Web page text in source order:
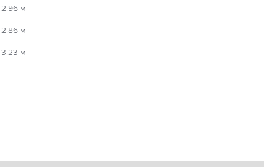
2.96 м
2.86 м
3.23 м